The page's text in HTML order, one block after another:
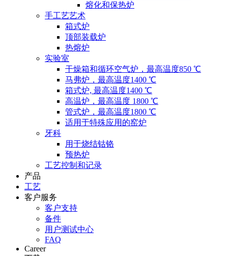
熔化和保热炉
手工艺艺术
箱式炉
顶部装载炉
热熔炉
实验室
干燥箱和循环空气炉，最高温度850 ℃
马弗炉，最高温度1400 ℃
箱式炉, 最高温度1400 ℃
高温炉，最高温度 1800 ℃
管式炉，最高温度1800 ℃
适用于特殊应用的窑炉
牙科
用于烧结钴铬
预热炉
工艺控制和记录
产品
工艺
客户服务
客户支持
备件
用户测试中心
FAQ
Career